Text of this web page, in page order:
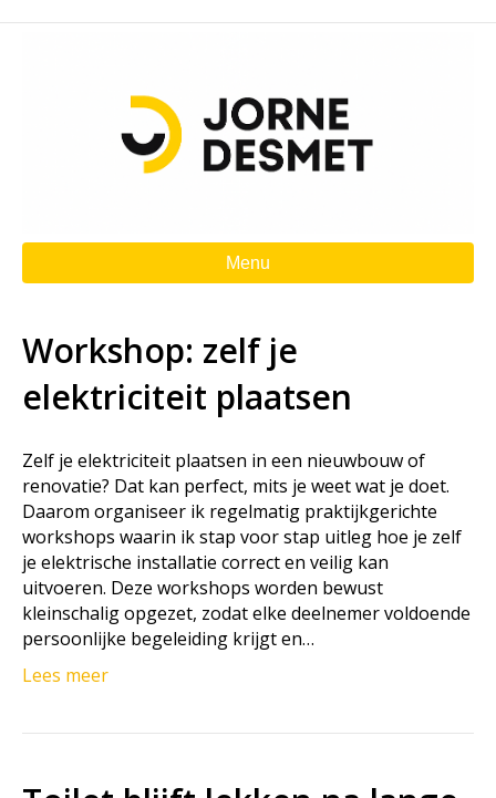
Menu
Workshop: zelf je
elektriciteit plaatsen
Zelf je elektriciteit plaatsen in een nieuwbouw of
renovatie? Dat kan perfect, mits je weet wat je doet.
Daarom organiseer ik regelmatig praktijkgerichte
workshops waarin ik stap voor stap uitleg hoe je zelf
je elektrische installatie correct en veilig kan
uitvoeren. Deze workshops worden bewust
kleinschalig opgezet, zodat elke deelnemer voldoende
persoonlijke begeleiding krijgt en…
Lees meer